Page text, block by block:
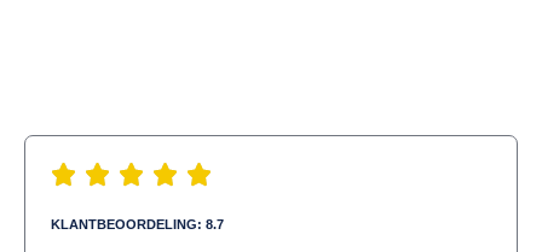
KLANTBEOORDELING: 8.7